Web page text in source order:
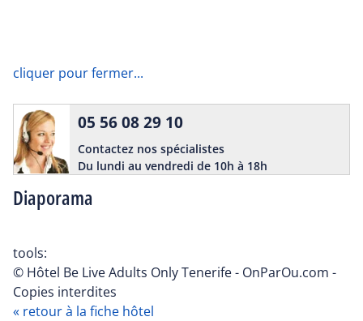
cliquer pour fermer...
Diaporama
05 56 08 29 10
Contactez nos spécialistes
Du lundi au vendredi de 10h à 18h
tools:
© Hôtel Be Live Adults Only Tenerife - OnParOu.com -
Copies interdites
« retour à la fiche hôtel